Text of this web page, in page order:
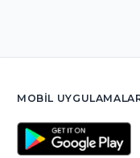
MOBIL